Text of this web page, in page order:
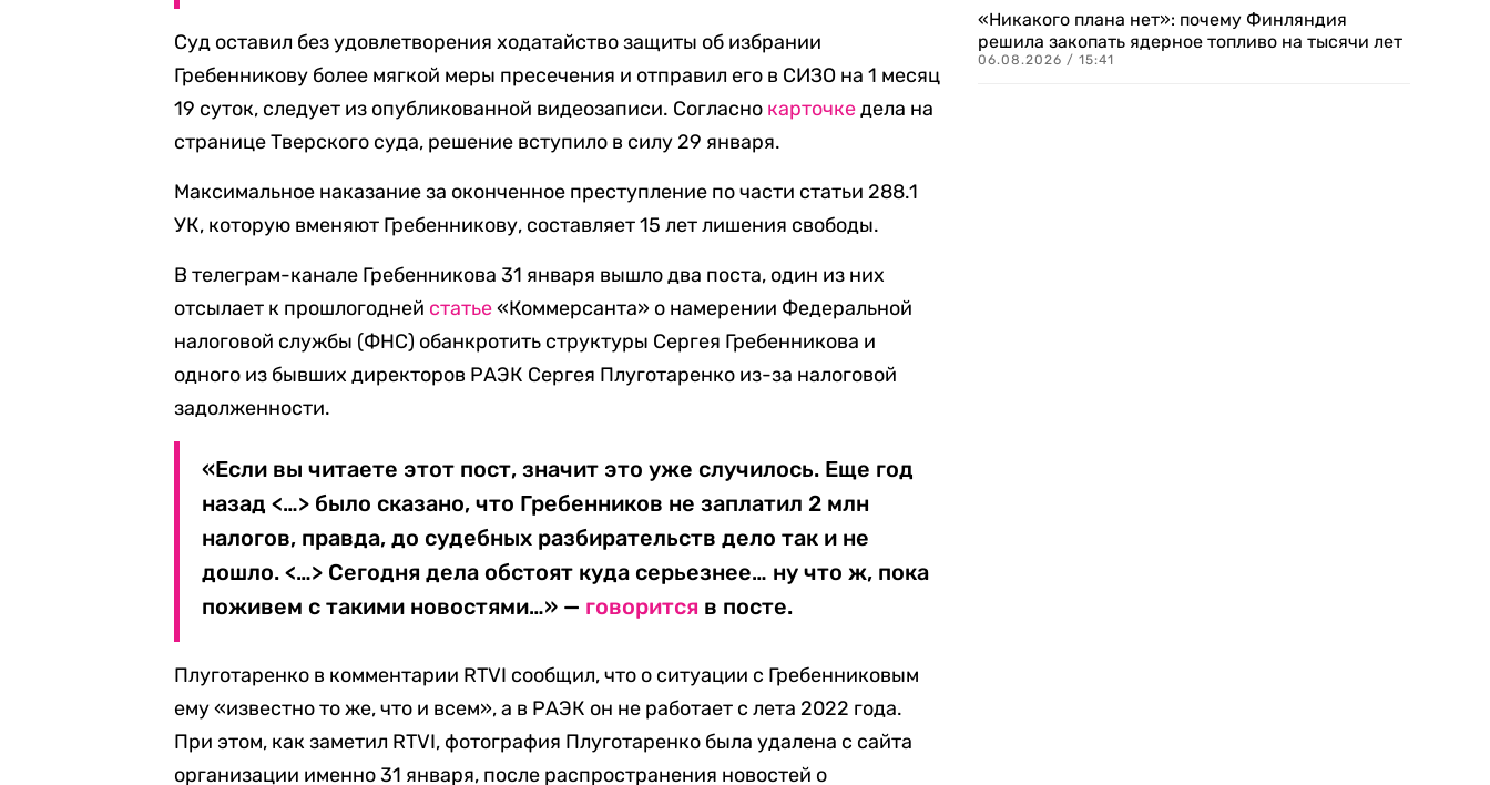
Суд оставил без удовлетворения ходатайство защиты об избрании
Гребенникову более мягкой меры пресечения и отправил его в СИЗО на 1 месяц
19 суток, следует из опубликованной видеозаписи. Согласно карточкедела на
странице Тверского суда, решение вступило в силу 29 января.
Максимальное наказание за оконченное преступление по части статьи 288.1
УК, которую вменяют Гребенникову, составляет 15 лет лишения свободы.
В телеграм-канале Гребенникова 31 января вышло два поста, один из них
отсылает к прошлогодней статье«Коммерсанта» о намерении Федеральной
налоговой службы (ФНС) обанкротить структуры Сергея Гребенникова и
одного из бывших директоров РАЭК Сергея Плуготаренко из-за налоговой
задолженности.
«Если вы читаете этот пост, значит это уже случилось. Еще год
назад <…> было сказано, что Гребенников не заплатил 2 млн
налогов, правда, до судебных разбирательств дело так и не
дошло. <…> Сегодня дела обстоят куда серьезнее… ну что ж, пока
поживем с такими новостями…» — говорится в посте.
Плуготаренко в комментарии RTVI сообщил, что о ситуации с Гребенниковым
ему «известно то же, что и всем», а в РАЭК он не работает с лета 2022 года.
При этом, как заметил RTVI, фотография Плуготаренко была удалена с сайта
организации именно 31 января, после распространения новостей о
«Никакого плана нет»: почему Финляндия
решила закопать ядерное топливо на тысячи лет
06.08.2026 / 15:41